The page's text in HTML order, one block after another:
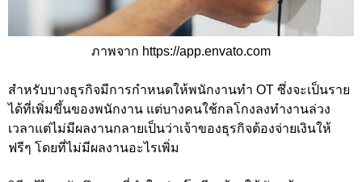
ภาพจาก https://app.envato.com
สำหรับบางธุรกิจมีการกำหนดให้พนักงานทำ OT ซึ่งจะเป็นราย
ได้ที่เพิ่มขึ้นของพนักงาน แต่บางคนใช้กลโกงลงทำงานล่วง
เวลาแต่ไม่มีผลงานกลายเป็นว่าเจ้าของธุรกิจต้องจ่ายเงินให้
ฟรีๆ โดยที่ไม่มีผลงานอะไรเพิ่ม